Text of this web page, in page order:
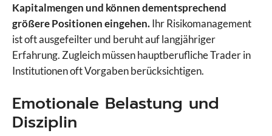
Kapitalmengen und können dementsprechend
größere Positionen eingehen.Ihr Risikomanagement
ist oft ausgefeilter und beruht auf langjähriger
Erfahrung. Zugleich müssen hauptberufliche Trader in
Institutionen oft Vorgaben berücksichtigen.
Emotionale Belastung und
Disziplin